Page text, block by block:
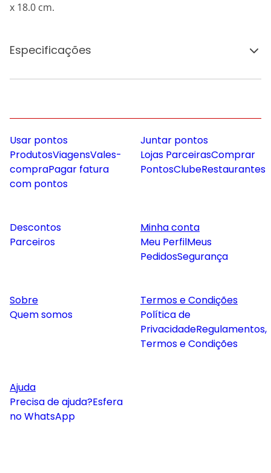
x 18.0 cm.
Especificações
Usar pontos
ProdutosViagensVales-
compraPagar fatura
com pontos
Juntar pontos
Lojas ParceirasComprar
PontosClubeRestaurantes
Descontos
Parceiros
Minha conta
Meu PerfilMeus
PedidosSegurança
Sobre
Quem somos
Termos e Condições
Política de
PrivacidadeRegulamentos,
Termos e Condições
Ajuda
Precisa de ajuda?Esfera
no WhatsApp